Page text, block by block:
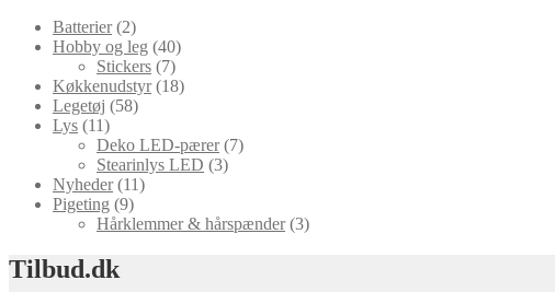
Batterier (2)
Hobby og leg (40)
Stickers (7)
Køkkenudstyr (18)
Legetøj (58)
Lys (11)
Deko LED-pærer (7)
Stearinlys LED (3)
Nyheder (11)
Pigeting (9)
Hårklemmer & hårspænder (3)
Tilbud.dk